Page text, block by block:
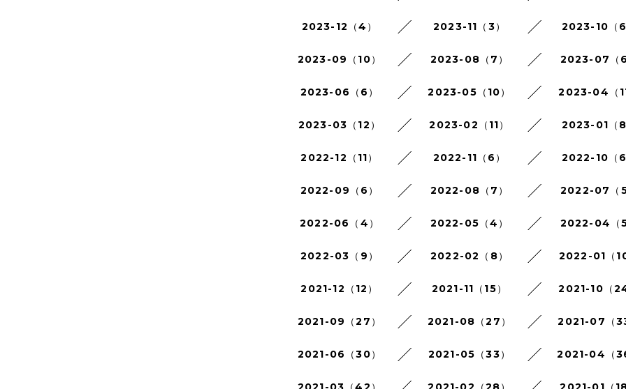
2023-12（4） 2023-11（3） 2023-10（6
2023-09（10） 2023-08（7） 2023-07（6
2023-06（6） 2023-05（10） 2023-04（11
2023-03（12） 2023-02（11） 2023-01（8
2022-12（11） 2022-11（6） 2022-10（6
2022-09（6） 2022-08（7） 2022-07（5
2022-06（4） 2022-05（4） 2022-04（5
2022-03（9） 2022-02（8） 2022-01（10
2021-12（12） 2021-11（15） 2021-10（24
2021-09（27） 2021-08（27） 2021-07（33
2021-06（30） 2021-05（33） 2021-04（